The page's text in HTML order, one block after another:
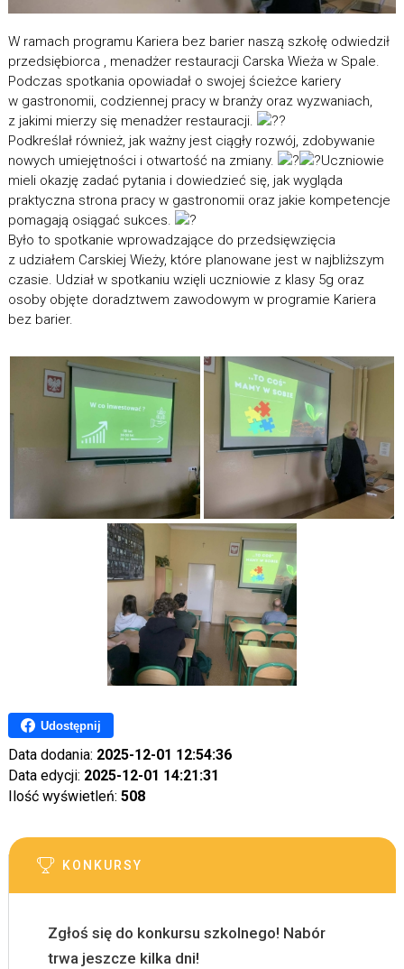
W ramach programu Kariera bez barier naszą szkołę odwiedził
przedsiębiorca , menadżer restauracji Carska Wieża w Spale.
Podczas spotkania opowiadał o swojej ścieżce kariery
w gastronomii, codziennej pracy w branży oraz wyzwaniach,
z jakimi mierzy się menadżer restauracji.
Podkreślał również, jak ważny jest ciągły rozwój, zdobywanie
nowych umiejętności i otwartość na zmiany.
Uczniowie
mieli okazję zadać pytania i dowiedzieć się, jak wygląda
praktyczna strona pracy w gastronomii oraz jakie kompetencje
pomagają osiągać sukces.
Było to spotkanie wprowadzające do przedsięwzięcia
z udziałem Carskiej Wieży, które planowane jest w najbliższym
czasie. Udział w spotkaniu wzięli uczniowie z klasy 5g oraz
osoby objęte doradztwem zawodowym w programie Kariera
bez barier.
Udostępnij
Data dodania: 2025-12-01 12:54:36
Data edycji: 2025-12-01 14:21:31
Ilość wyświetleń: 508
KONKURSY
Zgłoś się do konkursu szkolnego! Nabór
trwa jeszcze kilka dni!